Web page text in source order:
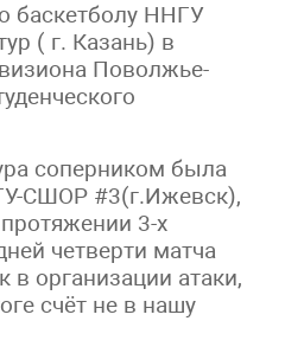
баскетболу ННГУ
( г. Казань) в
Поволжье-
соперником была
СШОР #3(г.Ижевск),
3-х
четверти матча
в организации атаки,
счёт не в нашу